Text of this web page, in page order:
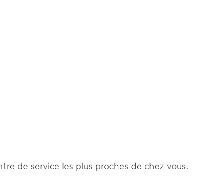
de service les plus proches de chez vous.